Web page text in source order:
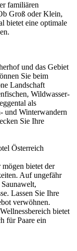
familiären
Groß oder Klein,
bietet eine optimale
und das Gebiet
Sie beim
Landschaft
Wildwasser-
als
und Winterwandern
Sie Ihre
Österreich
bietet der
Auf ungefähr
Lassen Sie Ihre
verwöhnen.
bietet
für Paare ein